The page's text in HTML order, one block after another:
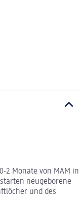
2 Monate von MAM in
neugeborene
und des